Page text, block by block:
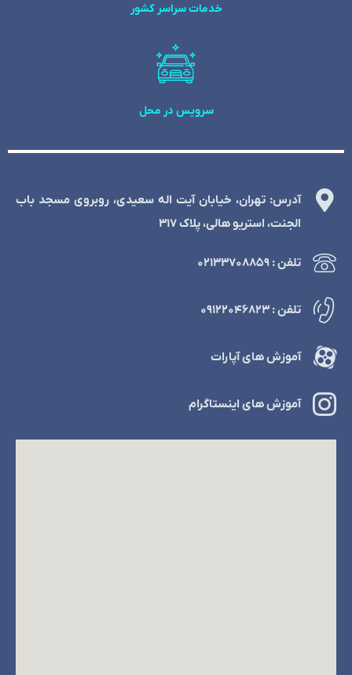
خدمات سراسر کشور
سرویس در محل
آدرس: تهران، خیابان آیت اله سعیدی، روبروی مسجد باب
الجنت، استریو هالی، پلاک 317
تلفن : ۰۲۱۳۳۷۰۸۸۵۹
تلفن : ۰۹۱۲۲۰۴۶۸۲۳
آموزش های آپارات
آموزش های اینستاگرام